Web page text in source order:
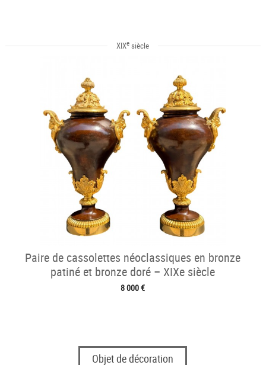
XIXe siècle
Paire de cassolettes néoclassiques en bronze
patiné et bronze doré – XIXe siècle
8 000 €
Objet de décoration